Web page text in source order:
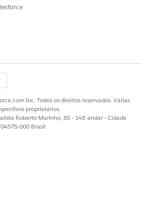
para podermos melhorar!
Inc. Todos os direitos reservados. Várias
proprietários.
Roberto Marinho, 85 - 14º andar - Cidade
000 Brasil